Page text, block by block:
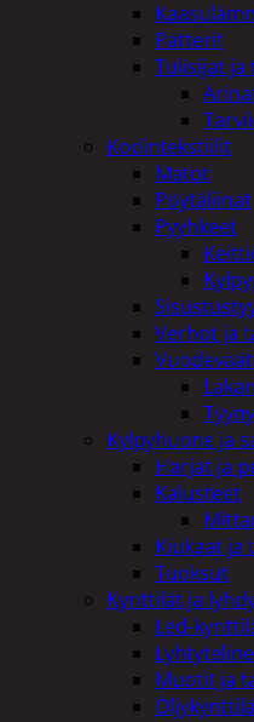
Patterit
Tulisijat ja
Kodintekstiilit
Matot
Pöytäliinat
Pyyhkeet
Verhot ja
Kylpyhuone ja
Harjat ja
Kalusteet
Kiukaat ja
Tuoksut
Kynttilät ja
Led-
Muotit ja